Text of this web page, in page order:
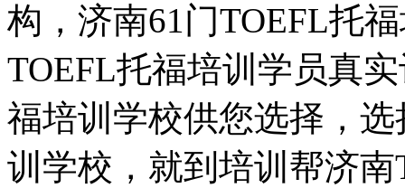
构，济南61门TOEFL托
TOEFL托福培训学员真
福培训学校供您选择，
训学校，就到培训帮济